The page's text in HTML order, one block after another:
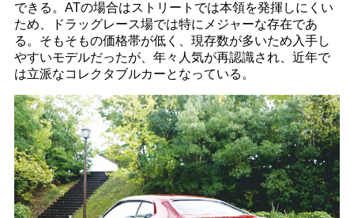
できる。ATの場合はストリートでは本領を発揮しにくい
ため、ドラッグレース場では特にメジャーな存在であ
る。そもそもの価格帯が低く、現存数が多いため入手し
やすいモデルだったが、年々人気が再認識され、近年で
は立派なコレクタブルカーとなっている。